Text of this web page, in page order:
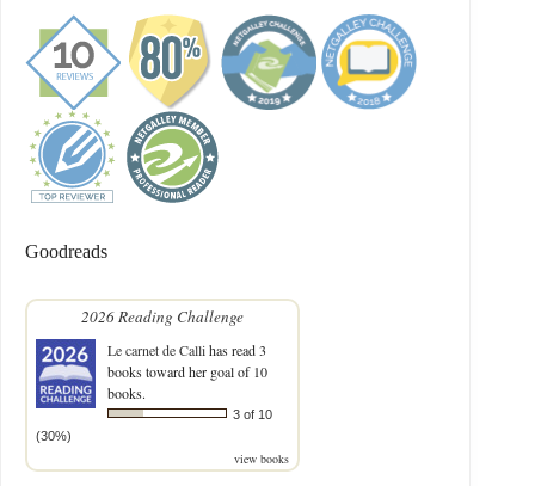
Goodreads
2026 Reading Challenge
Le carnet de Callihas read 3
books toward her goal of 10
books.
3 of 10
(30%)
view books